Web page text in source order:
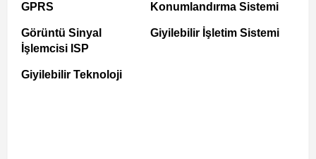
GPRS
Görüntü Sinyal
İşlemcisi ISP
Giyilebilir Teknoloji
Konumlandırma Sistemi
Giyilebilir İşletim Sistemi